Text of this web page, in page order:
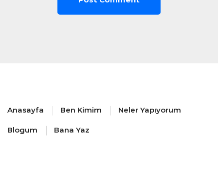
Anasayfa Ben Kimim Neler Yapıyorum
Blogum Bana Yaz